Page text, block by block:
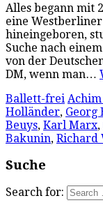
Alles begann mit
eine
hineingeboren,
Suche nach
von der
DM, wenn man…
Ballett-frei
Holländer, Georg
Beuys, Karl Marx,
Bakunin, Richard
Suche
Search for: